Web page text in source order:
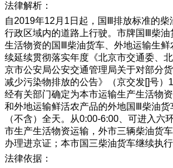
法律解析：
自2019年12月1日起，国Ⅲ排放标准的柴
行政区域内的道路上行驶。市牌国Ⅲ柴
生活物资的国Ⅲ柴油货车、外地运输生
续延续贯彻落实年度《北京市交通委、
京市公安局公安交通管理局关于对部分
减少污染物排放的公告》（京交发[]号）
经有关部门确定为本市运输生产生活物
和外地运输鲜活农产品的外地国Ⅲ柴油货
（不含）全天。从0:00-6:00、可进入六
市生产生活物资运输，外市三辆柴油货
办理进京证；本市国三柴油货车继续执
法律依据：